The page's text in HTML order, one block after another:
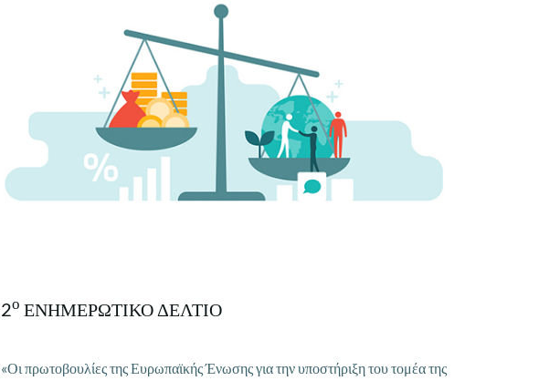
2ο ΕΝΗΜΕΡΩΤΙΚΟ ΔΕΛΤΙΟ
«Οι πρωτοβουλίες της Ευρωπαϊκής Ένωσης για την υποστήριξη του τομέα της